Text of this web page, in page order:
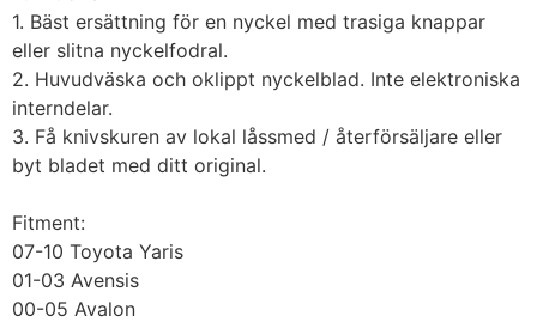
1. Bäst ersättning för en nyckel med trasiga knappar
eller slitna nyckelfodral.
2. Huvudväska och oklippt nyckelblad. Inte elektroniska
interndelar.
3. Få knivskuren av lokal låssmed / återförsäljare eller
byt bladet med ditt original.
Fitment:
07-10 Toyota Yaris
01-03 Avensis
00-05 Avalon